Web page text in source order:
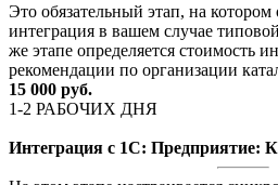
Это обязательный этап, на котором
интеграция в вашем случае
же этапе определяется стоимость
рекомендации по организации
15 000 руб.
1-2 РАБОЧИХ ДНЯ
Интеграция с 1С: Предприятие: